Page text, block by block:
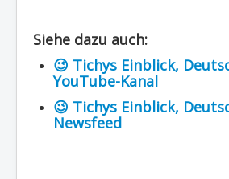
Siehe dazu auch:
😉 Tichys Einblick,
YouTube-Kanal
😉 Tichys Einblick,
Newsfeed